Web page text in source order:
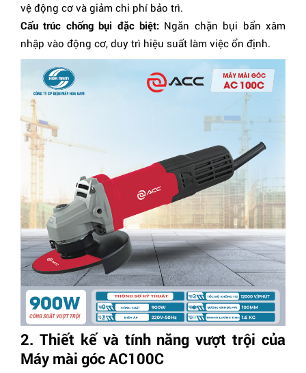
vệ động cơ và giảm chi phí bảo trì.
Cấu trúc chống bụi đặc biệt: Ngăn chặn bụi bẩn xâm
nhập vào động cơ, duy trì hiệu suất làm việc ổn định.
2. Thiết kế và tính năng vượt trội của
Máy mài góc AC100C